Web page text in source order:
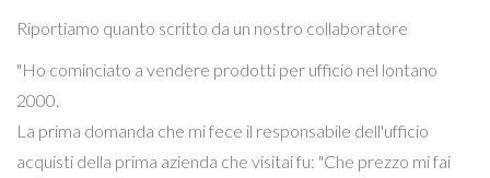
Riportiamo quanto scritto da un nostro collaboratore
"Ho cominciato a vendere prodotti per ufficio nel lontano
2000.
La prima domanda che mi fece il responsabile dell'ufficio
acquisti della prima azienda che visitai fu: "Che prezzo mi fai